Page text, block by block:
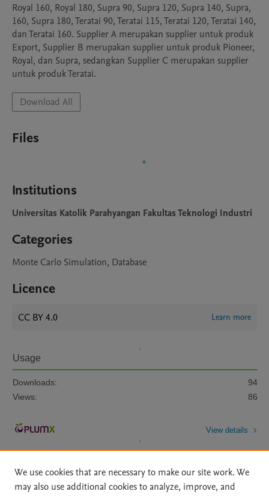
Royal 160, Royal 180, Supra 90, Supra 120, Supra 140, Supra,
160, Supra 180, Teratai 90, Teratai 115, Teratai 120, Teratai 140,
dan Teratai 160. Supplier A merupakan supplier untuk produk
Export, Supplier B merupakan supplier untuk produk Pioneer,
Royal, dan Supra, sedangkan Supplier C merupakan supplier
untuk produk Teratai.
Download All
Files
Institutions
Universitas Katolik Parahyangan Fakultas Teknologi Industri
Categories
Monte Carlo Simulation, Database
Licence
CC BY 4.0 Learn more
Usage
Downloads:
94
Views:
86
View details
We use cookies that are necessary to make our site work. We
may also use additional cookies to analyze, improve, and